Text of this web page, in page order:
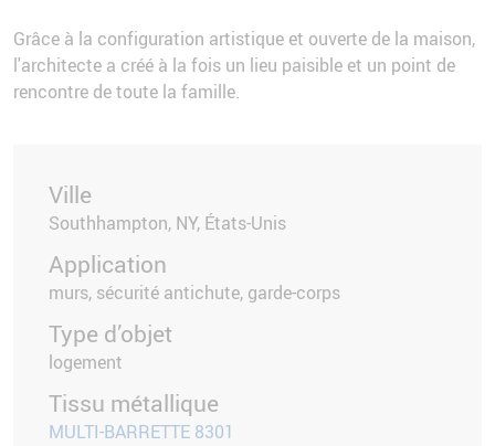
Grâce à la configuration artistique et ouverte de la maison,
l'architecte a créé à la fois un lieu paisible et un point de
rencontre de toute la famille.
Ville
Southhampton, NY, États-Unis
Application
murs, sécurité antichute, garde-corps
Type d’objet
logement
Tissu métallique
MULTI-BARRETTE 8301